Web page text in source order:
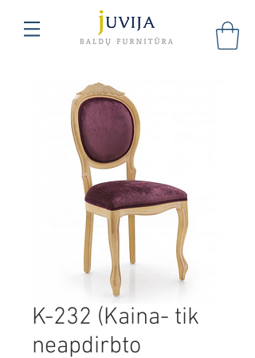
K-232 (Kaina- tik
neapdirbto